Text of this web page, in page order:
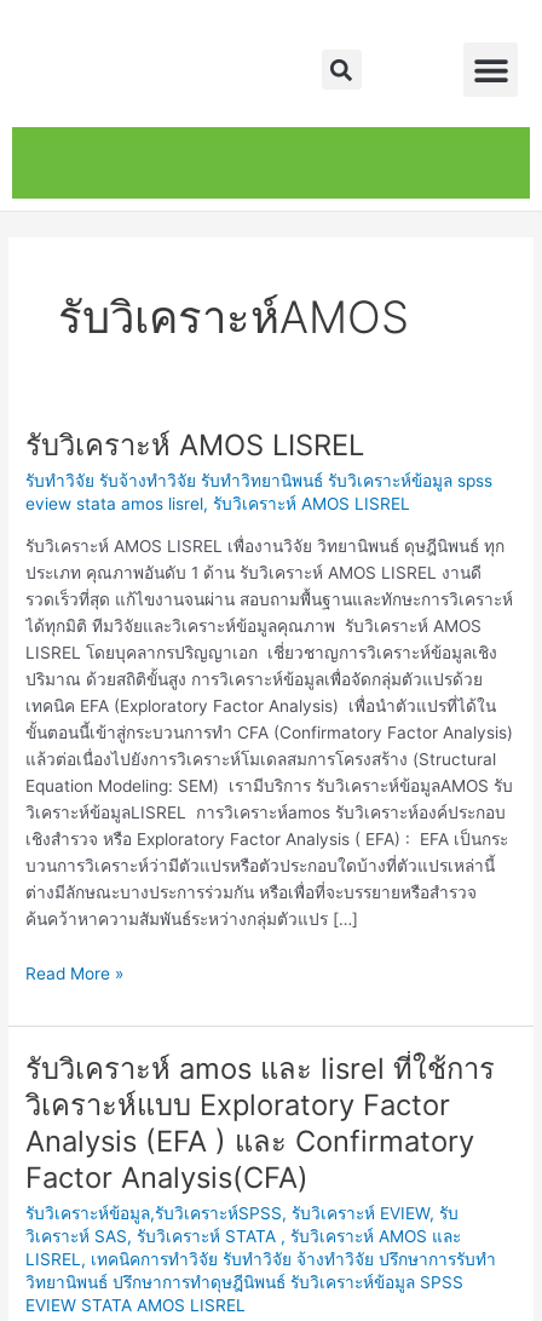
Search
รับวิเคราะห์AMOS
รับวิเคราะห์ AMOS LISREL
รับทำวิจัย รับจ้างทำวิจัย รับทำวิทยานิพนธ์ รับวิเคราะห์ข้อมูล spss
eview stata amos lisrel,รับวิเคราะห์ AMOS LISREL
รับวิเคราะห์ AMOS LISREL เพื่องานวิจัย วิทยานิพนธ์ ดุษฎีนิพนธ์ ทุก
ประเภท คุณภาพอันดับ 1 ด้าน รับวิเคราะห์ AMOS LISREL งานดี
รวดเร็วที่สุด แก้ไขงานจนผ่าน สอบถามพื้นฐานและทักษะการวิเคราะห์
ได้ทุกมิติ ทีมวิจัยและวิเคราะห์ข้อมูลคุณภาพ รับวิเคราะห์ AMOS
LISREL โดยบุคลากรปริญญาเอก เชี่ยวชาญการวิเคราะห์ข้อมูลเชิง
ปริมาณ ด้วยสถิติขั้นสูง การวิเคราะห์ข้อมูลเพื่อจัดกลุ่มตัวแปรด้วย
เทคนิค EFA (Exploratory Factor Analysis) เพื่อนำตัวแปรที่ได้ใน
ขั้นตอนนี้เข้าสู่กระบวนการทำ CFA (Confirmatory Factor Analysis)
แล้วต่อเนื่องไปยังการวิเคราะห์โมเดลสมการโครงสร้าง (Structural
Equation Modeling: SEM) เรามีบริการ รับวิเคราะห์ข้อมูลAMOS รับ
วิเคราะห์ข้อมูลLISREL การวิเคราะห์amos รับวิเคราะห์องค์ประกอบ
เชิงสำรวจ หรือ Exploratory Factor Analysis ( EFA) : EFA เป็นกระ
บวนการวิเคราะห์ว่ามีตัวแปรหรือตัวประกอบใดบ้างที่ตัวแปรเหล่านี้
ต่างมีลักษณะบางประการร่วมกัน หรือเพื่อที่จะบรรยายหรือสำรวจ
ค้นคว้าหาความสัมพันธ์ระหว่างกลุ่มตัวแปร […]
รับ
AMOS
Read More »
รับวิเคราะห์ amos และ lisrel ที่ใช้การ
วิเคราะห์แบบ Exploratory Factor
Analysis (EFA ) และ Confirmatory
Factor Analysis(CFA)
รับวิเคราะห์ข้อมูล,รับวิเคราะห์SPSS, รับวิเคราะห์ EVIEW, รับ
วิเคราะห์ SAS, รับวิเคราะห์ STATA , รับวิเคราะห์ AMOS และ
LISREL , เทคนิคการทำวิจัย รับทำวิจัย จ้างทำวิจัย ปรึกษาการรับทำ
วิทยานิพนธ์ ปรึกษาการทำดุษฎีนิพนธ์ รับวิเคราะห์ข้อมูล SPSS
EVIEW STATA AMOS LISREL
รับ
วิเคราะห์
amos
และ
lisrel
ใช้
การ
วิเคราะห์
แบบ